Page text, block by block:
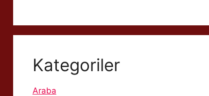
Kategoriler
Araba